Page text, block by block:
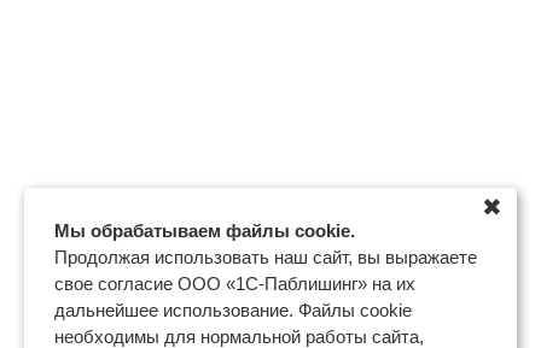
Мы обрабатываем файлы cookie.
Продолжая использовать наш сайт, вы выражаете
свое согласие ООО «1С-Паблишинг» на их
дальнейшее использование. Файлы cookie
необходимы для нормальной работы сайта,
✖